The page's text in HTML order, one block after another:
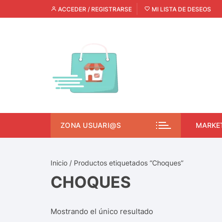
ACCEDER / REGISTRARSE MI LISTA DE DESEOS
ZONA USUARI@S
Inicio / Productos etiquetados “Choques”
CHOQUES
Mostrando el único resultado